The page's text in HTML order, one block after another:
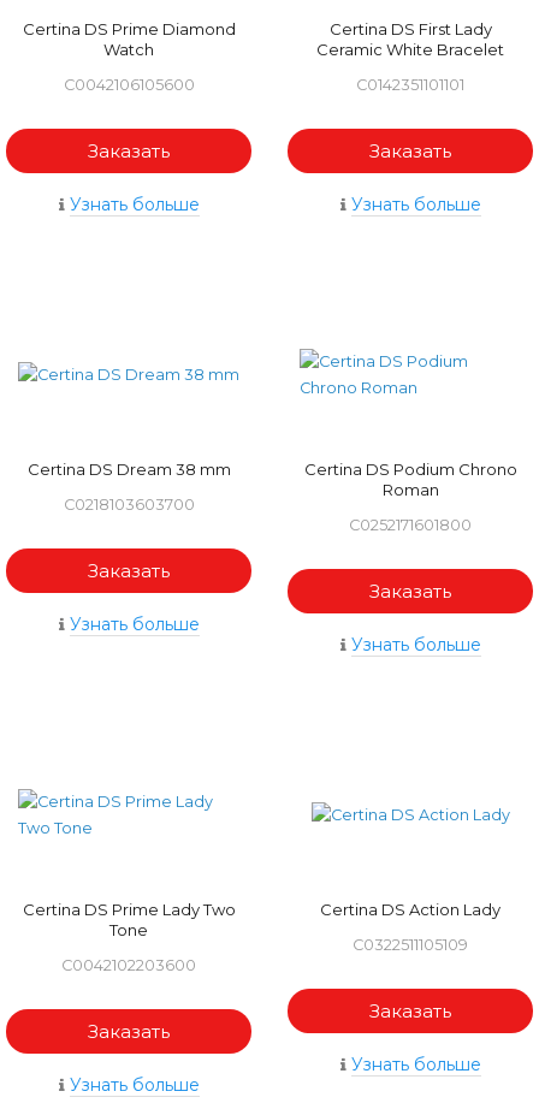
Certina DS Prime Diamond
Watch
C0042106105600
Заказать
Узнать больше
Certina DS First Lady
Ceramic White Bracelet
C0142351101101
Заказать
Узнать больше
Certina DS Dream 38 mm
C0218103603700
Заказать
Узнать больше
Certina DS Podium Chrono
Roman
C0252171601800
Заказать
Узнать больше
Certina DS Prime Lady Two
Tone
C0042102203600
Заказать
Узнать больше
Certina DS Action Lady
C0322511105109
Заказать
Узнать больше